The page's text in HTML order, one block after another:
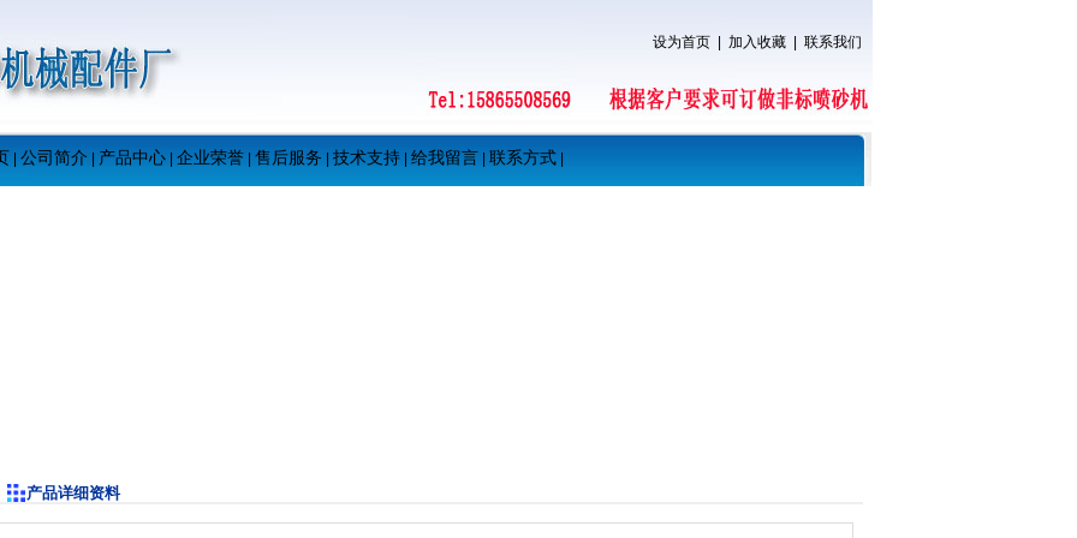
设为首页| 加入收藏| 联系我们
公司简介 产品中心| 企业荣誉| 售后服务 技术支持| 给我留言 联系方式|
产品详细资料